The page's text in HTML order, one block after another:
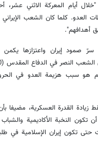
أيام المعركة الاثني
العدو. كلما كان الشعب
أهدافهم".
سرّ صمود إيران واعتزازها
هو سبب هزيمة العدو في
زيادة القدرة العسكرية، مضيفا
تكون النخبة الأكاديمية
تكون إيران الإسلامية في